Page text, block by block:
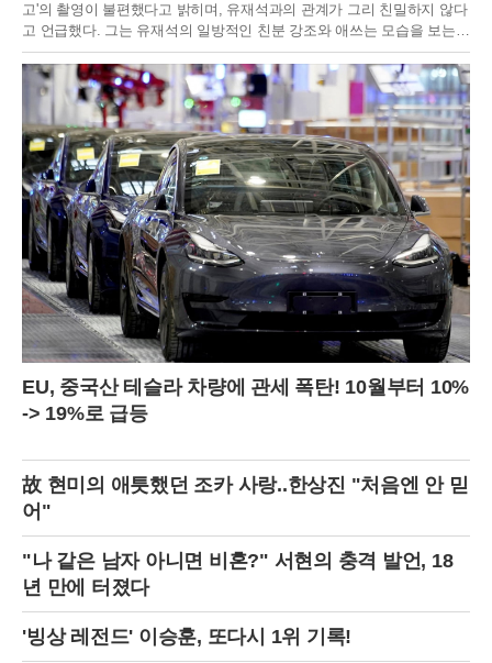
고'의 촬영이 불편했다고 밝히며, 유재석과의 관계가 그리 친밀하지 않다
고 언급했다. 그는 유재석의 일방적인 친분 강조와 애쓰는 모습을 보는
것이 불편했으며, 두 사람 사이에 사적인 대화나 친밀한 관계가 없었다고
설명했다.전도연은 "'요정재형'은 편하게 촬영했지만, '핑계고'는 정말 불
편했다"라고 말하며, "제가 리액션을 잘 못하고 유재석 씨가 애쓰는 걸 보
는 게 편하지 않았다"고 덧붙였다. 또 유재석과 핑계고를 찍고 나서 전화
번호를 교환하고 문자도 받았다고 해 웃음을 자아냈다.전도연의 솔직한
발언 이후, ‘핑계고’ 영상은 조회 수 348만 뷰를 기록하며 큰 인기를 끌었
다. 그러나 시청자들 사이에서 전도연의 태도에 대한 의견이 엇갈리고 있
다. 일부 시청자들은 전도연의 솔직함을 긍정적으로 평가하며, 유재석과
의 티키타카가 재미있었다고 반응했다. 반면, 다른 이들은 전도연의 태도
가 무례하다고 지적하며 비판의 목소리를 냈다.댓글에서 일부는 전도연
의 투명하고 솔직한 화법이 오히려 매력적이라고 평가하는 반면, 다른 이
들은 예능 프로그램과 맞지 않는다고 비판했다.
EU, 중국산 테슬라 차량에 관세 폭탄! 10월부터 10%
-> 19%로 급등
故 현미의 애틋했던 조카 사랑..한상진 "처음엔 안 믿
어"
"나 같은 남자 아니면 비혼?" 서현의 충격 발언, 18
년 만에 터졌다
'빙상 레전드' 이승훈, 또다시 1위 기록!